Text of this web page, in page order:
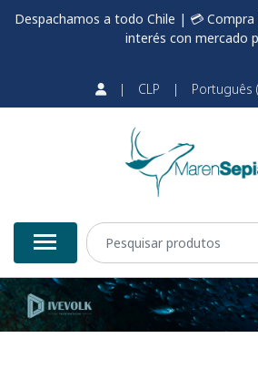
Despachamos a todo Chile | 💳
interés con mercado
| CLP | Português